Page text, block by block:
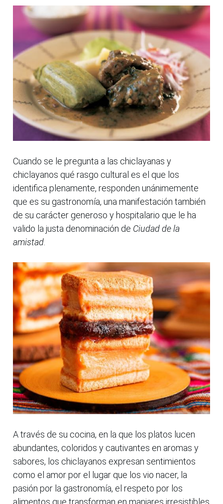
Cuando se le pregunta a las chiclayanas y
chiclayanos qué rasgo cultural es el que los
identifica plenamente, responden unánimemente
que es su gastronomía, una manifestación también
de su carácter generoso y hospitalario que le ha
valido la justa denominación de Ciudad de la
amistad
A través de su cocina, en la que los platos lucen
abundantes, coloridos y cautivantes en aromas y
sabores, los chiclayanos expresan sentimientos
como el amor por el lugar que los vio nacer, la
pasión por la gastronomía, el respeto por los
alimentos que transforman en manjares irresistibles